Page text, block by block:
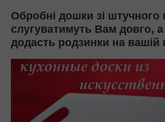
Обробні дошки зі
слугуватимуть Вам довго,
додасть родзинки на вашій